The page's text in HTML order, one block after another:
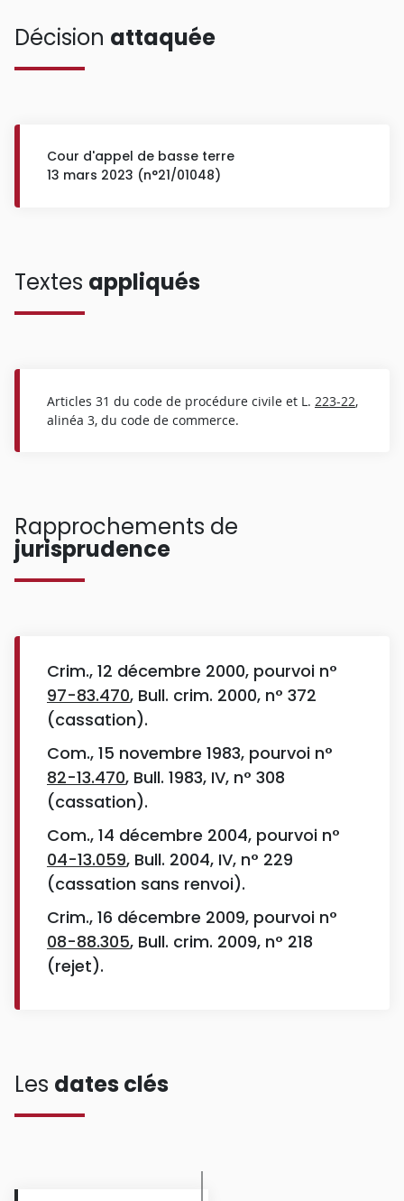
Décision attaquée
Cour d'appel de basse terre
13 mars 2023 (n°21/01048)
Textes appliqués
Articles 31 du code de procédure civile et L. 223-22,
alinéa 3, du code de commerce.
Rapprochements de
jurisprudence
Crim., 12 décembre 2000, pourvoi n°
97-83.470, Bull. crim. 2000, n° 372
(cassation).
Com., 15 novembre 1983, pourvoi n°
82-13.470, Bull. 1983, IV, n° 308
(cassation).
Com., 14 décembre 2004, pourvoi n°
04-13.059, Bull. 2004, IV, n° 229
(cassation sans renvoi).
Crim., 16 décembre 2009, pourvoi n°
08-88.305, Bull. crim. 2009, n° 218
(rejet).
Les dates clés